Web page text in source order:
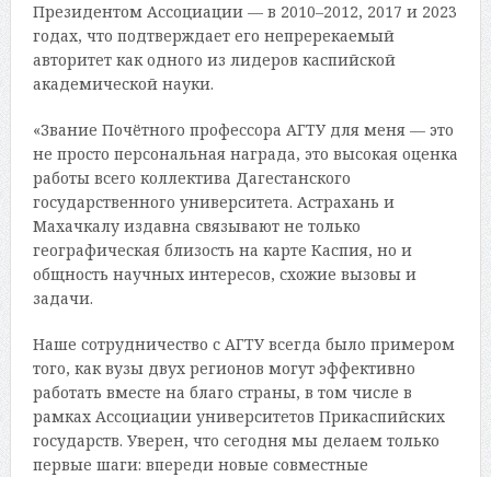
Президентом Ассоциации — в 2010–2012, 2017 и 2023
годах, что подтверждает его непререкаемый
авторитет как одного из лидеров каспийской
академической науки.
«Звание Почётного профессора АГТУ для меня — это
не просто персональная награда, это высокая оценка
работы всего коллектива Дагестанского
государственного университета. Астрахань и
Махачкалу издавна связывают не только
географическая близость на карте Каспия, но и
общность научных интересов, схожие вызовы и
задачи.
Наше сотрудничество с АГТУ всегда было примером
того, как вузы двух регионов могут эффективно
работать вместе на благо страны, в том числе в
рамках Ассоциации университетов Прикаспийских
государств. Уверен, что сегодня мы делаем только
первые шаги: впереди новые совместные